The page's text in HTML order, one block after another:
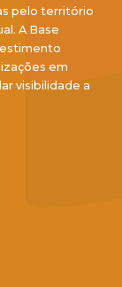
pelo território
A Base
em
visibilidade a